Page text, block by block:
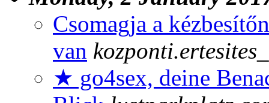
Csomagja a
van
★ go4sex, deine